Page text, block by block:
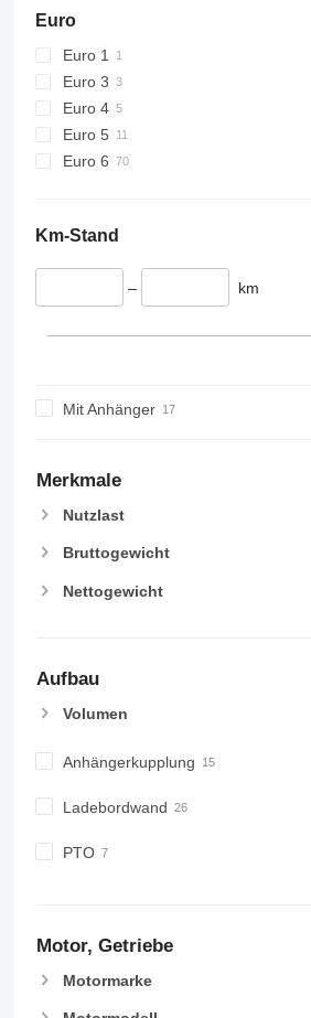
Euro
Euro 1
Euro 3
Euro 4
Euro 5
Euro 6
Km-Stand
– km
Mit Anhänger
Merkmale
Nutzlast
Bruttogewicht
Nettogewicht
Aufbau
Volumen
Anhängerkupplung
Ladebordwand
PTO
Motor, Getriebe
Motormarke